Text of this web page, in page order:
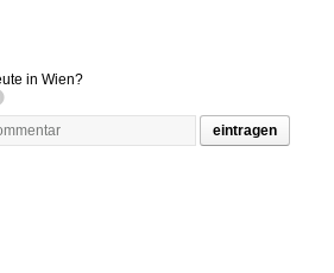
in Wien?
eintragen